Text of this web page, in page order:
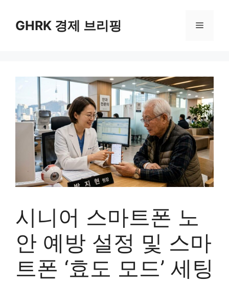
GHRK 경제 브리핑 메
시니어 스마트폰 노
안 예방 설정 및 스마
트폰 ‘효도 모드’ 세팅